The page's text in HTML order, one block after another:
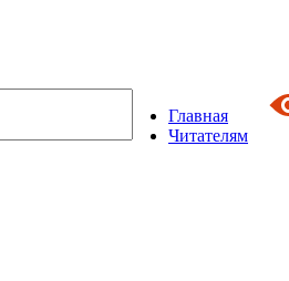
Главная
Читателям